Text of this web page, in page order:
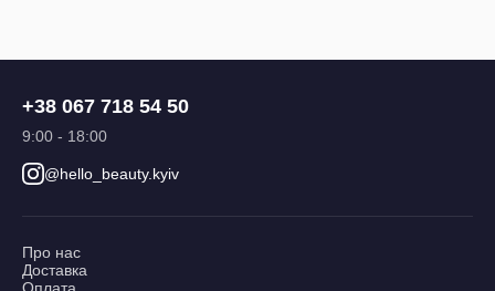
+38 067 718 54 50
9:00 - 18:00
@hello_beauty.kyiv
Про нас
Доставка